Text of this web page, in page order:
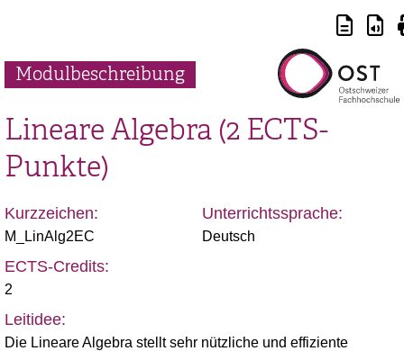
Modulbeschreibung
Lineare Algebra (2 ECTS-
Punkte)
Kurzzeichen:
M_LinAlg2EC
Unterrichtssprache:
Deutsch
ECTS-Credits:
2
Leitidee:
Die Lineare Algebra stellt sehr nützliche und effiziente